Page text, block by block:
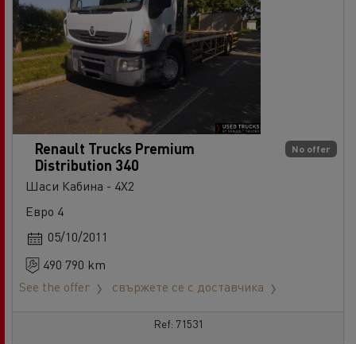
No offer
Renault Trucks Premium
Distribution 340
Шаси Кабина - 4X2
Евро 4
05/10/2011
490 790 km
See the offer
свържете се с доставчика
Ref: 71531